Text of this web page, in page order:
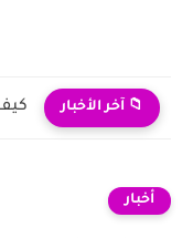
📁 آخر الأخبار
أخبار